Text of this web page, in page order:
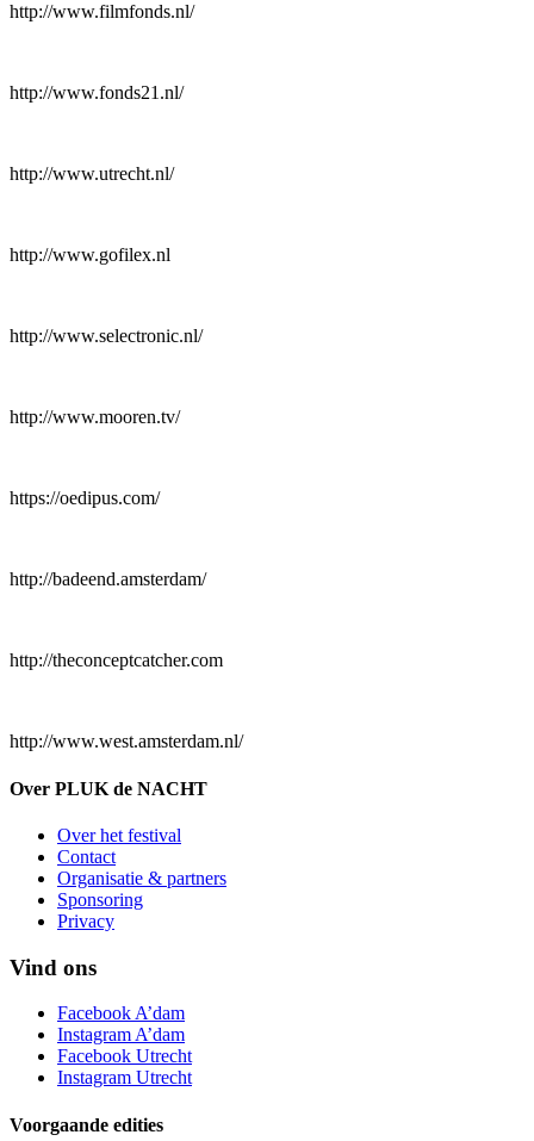
http://www.filmfonds.nl/
http://www.fonds21.nl/
http://www.utrecht.nl/
http://www.gofilex.nl
http://www.selectronic.nl/
http://www.mooren.tv/
https://oedipus.com/
http://badeend.amsterdam/
http://theconceptcatcher.com
http://www.west.amsterdam.nl/
Over PLUK de NACHT
Over het festival
Contact
Organisatie & partners
Sponsoring
Privacy
Vind ons
Facebook A’dam
Instagram A’dam
Facebook Utrecht
Instagram Utrecht
Voorgaande edities